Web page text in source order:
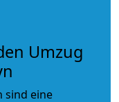
Umzug
sind eine